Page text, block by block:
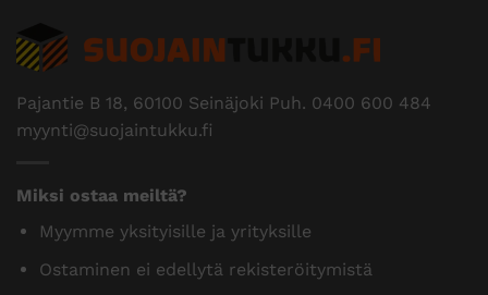
Pajantie B 18, 60100 Seinäjoki Puh. 0400 600 484
myynti@suojaintukku.fi
Miksi ostaa meiltä?
Myymme yksityisille ja yrityksille
Ostaminen ei edellytä rekisteröitymistä